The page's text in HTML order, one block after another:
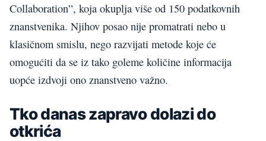
Collaboration”, koja okuplja više od 150 podatkovnih
znanstvenika. Njihov posao nije promatrati nebo u
klasičnom smislu, nego razvijati metode koje će
omogućiti da se iz tako goleme količine informacija
uopće izdvoji ono znanstveno važno.
Tko danas zapravo dolazi do
otkrića